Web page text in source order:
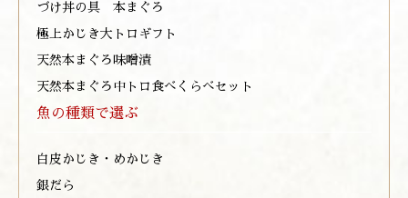
づけ丼の具 本まぐろ
極上かじき大トロギフト
天然本まぐろ味噌漬
天然本まぐろ中トロ食べくらべセット
魚の種類で選ぶ
白皮かじき・めかじき
銀だら